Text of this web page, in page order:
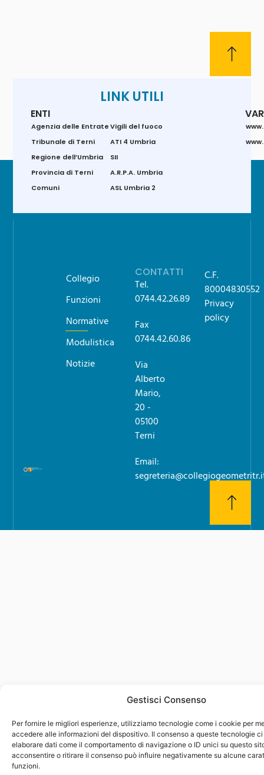
Gestisci Consenso
Per fornire le migliori esperienze, utilizziamo tecnologie come i cookie per
accedere alle informazioni del dispositivo. Il consenso a queste tecnologie
elaborare dati come il comportamento di navigazione o ID unici su questo
acconsentire o ritirare il consenso può influire negativamente su alcune
funzioni.
LINK UTILI
ENTI
Agenzia delle Entrate
Tribunale di Terni
Regione dell’Umbria
Provincia di Terni
Comuni
Vigili del fuoco
ATI 4 Umbria
SII
A.R.P.A. Umbria
ASL Umbria 2
Collegio
Funzioni
Normative
Modulistica
Notizie
CONTATTI
Tel.
0744.42.26.89
Fax
0744.42.60.86
Via
Alberto
Mario,
20 -
05100
Terni
Email:
C.F.
80004830552
Privacy
policy